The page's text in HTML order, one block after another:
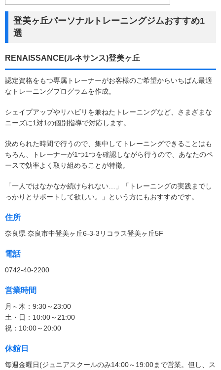
登美ヶ丘パーソナルトレーニングジムおすすめ1
選
RENAISSANCE(ルネサンス)登美ヶ丘
認定資格をもつ専属トレーナーがお客様のご希望からいちばん最適
なトレーニングプログラムを作成。
シェイプアップやリハビリを兼ねたトレーニングなど、さまざまな
ニーズに1対1の個別指導で対応します。
決められた時間で行うので、集中してトレーニングできることはも
ちろん、トレーナーが1つ1つを確認しながら行うので、あなたのペ
ースで効率よく取り組めることが特徴。
「一人ではなかなか続けられない…」「トレーニングの実践までし
っかりとサポートして欲しい。」という方にもおすすめです。
住所
奈良県 奈良市中登美ヶ丘6-3-3リコラス登美ヶ丘5F
電話
0742-40-2200
営業時間
月～木：9:30～23:00
土・日：10:00～21:00
祝：10:00～20:00
休館日
毎週金曜日(ジュニアスクールのみ14:00～19:00まで営業。但し、ス